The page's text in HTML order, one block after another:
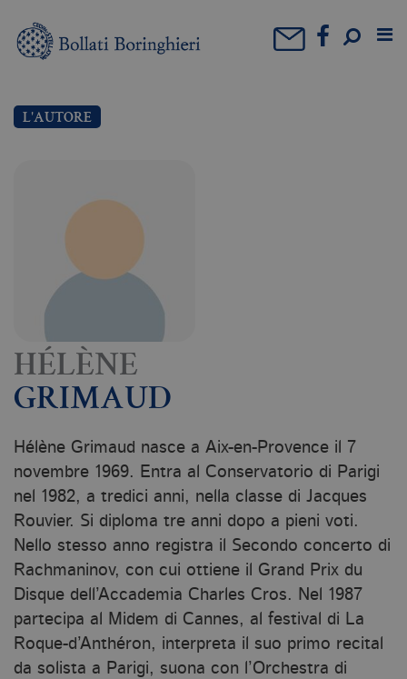
L'AUTORE
HÉLÈNE
GRIMAUD
Hélène Grimaud nasce a Aix-en-Provence il 7
novembre 1969. Entra al Conservatorio di Parigi
nel 1982, a tredici anni, nella classe di Jacques
Rouvier. Si diploma tre anni dopo a pieni voti.
Nello stesso anno registra il Secondo concerto di
Rachmaninov, con cui ottiene il Grand Prix du
Disque dell’Accademia Charles Cros. Nel 1987
partecipa al Midem di Cannes, al festival di La
Roque-d’Anthéron, interpreta il suo primo recital
da solista a Parigi, suona con l’Orchestra di